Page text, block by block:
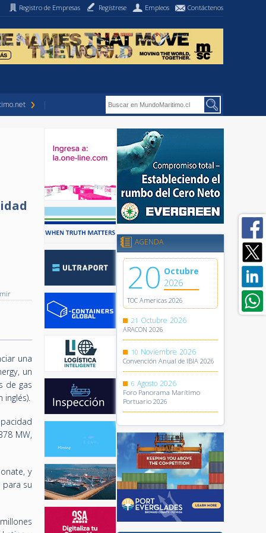
Registro de Empresas Regístrese Empleos Contáctenos
una
un
de gas
inglés).
MW,
y
para su
AGENDA
20 Octubre
2026
TOC Americas 2026
21 Octubre 2026
ARACON 2026
10 Noviembre 2026
Convención Anual de IBIA 2026
6 Agosto 2026
Foro Panorama Marítimo
Portuario 2026